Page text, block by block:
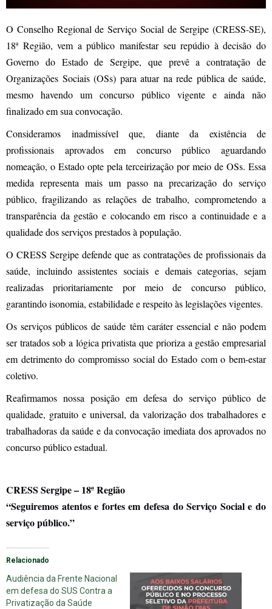
O Conselho Regional de Serviço Social de Sergipe (CRESS-SE),
18ª Região, vem a público manifestar seu repúdio à decisão do
Governo do Estado de Sergipe, que prevê a contratação de
Organizações Sociais (OSs) para atuar na rede pública de saúde,
mesmo havendo um concurso público vigente e ainda não
finalizado em sua convocação.
Consideramos inadmissível que, diante da existência de
profissionais aprovados em concurso público aguardando
nomeação, o Estado opte pela terceirização por meio de OSs. Essa
medida representa mais um passo na precarização do serviço
público, fragilizando as relações de trabalho, comprometendo a
transparência da gestão e colocando em risco a continuidade e a
qualidade dos serviços prestados à população.
O CRESS Sergipe defende que as contratações de profissionais da
saúde, incluindo assistentes sociais e demais categorias, sejam
realizadas prioritariamente por meio de concurso público,
garantindo isonomia, estabilidade e respeito às legislações vigentes.
Os serviços públicos de saúde têm caráter essencial e não podem
ser tratados sob a lógica privatista que prioriza a gestão empresarial
em detrimento do compromisso social do Estado com o bem-estar
coletivo.
Reafirmamos nossa posição em defesa do serviço público de
qualidade, gratuito e universal, da valorização dos trabalhadores e
trabalhadoras da saúde e da convocação imediata dos aprovados no
concurso público estadual.
CRESS Sergipe – 18ª Região
“Seguiremos atentos e fortes em defesa do Serviço Social e do
serviço público.”
Relacionado
Audiência da Frente Nacional
em defesa do SUS Contra a
Privatização da Saúde